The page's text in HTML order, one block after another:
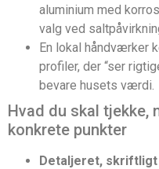
aluminium med
valg ved
En lokal håndværker
profiler, der “ser
bevare husets værdi.
Hvad du skal tjekke,
konkrete punkter
Detaljeret, skriftligt